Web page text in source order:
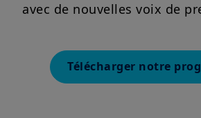
avec de nouvelles voix de
Télécharger notre